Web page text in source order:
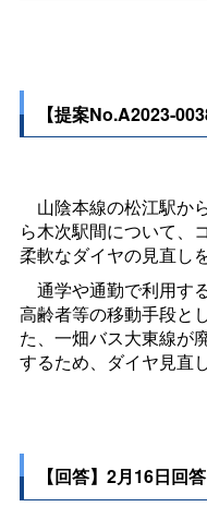
【提案No.A2023-
山陰本線の松江駅か
ら木次駅間について、
柔軟なダイヤの見直し
通学や通勤で利用す
高齢者等の移動手段と
た、一畑バス大東線が
するため、ダイヤ見直
【回答】2月16日回答